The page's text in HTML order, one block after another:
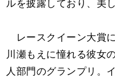
ルを披露しており、美
レースクイーン大賞
川瀬もえに憧れる彼女
人部門のグランプリ。